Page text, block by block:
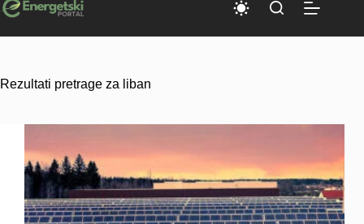
Rezultati pretrage za liban